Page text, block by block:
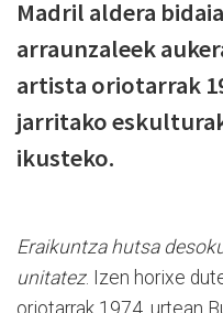
Madril aldera
arraunzaleek
artista oriotarrak
jarritako
ikusteko.
Eraikuntza hutsa
unitatez. Izen horixe
oriotarrak 1974. urtean